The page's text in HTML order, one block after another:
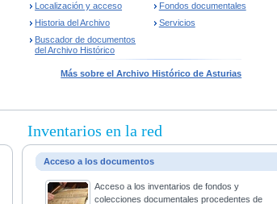
Localización y acceso
Fondos documentales
Historia del Archivo
Servicios
Buscador de documentos
del Archivo Histórico
Más sobre el Archivo Histórico de Asturias
Inventarios en la red
Acceso a los documentos
Acceso a los inventarios de fondos y
colecciones documentales procedentes de